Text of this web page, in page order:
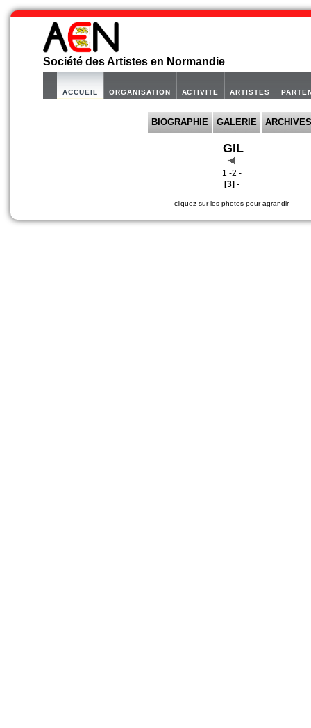
Société des Artistes en Normandie
ACCUEIL ORGANISATION ACTIVITE ARTISTES
BIOGRAPHIE GALERIE ARCHIVES
GIL
1 -2 -
[3] -
cliquez sur les photos pour agrandir